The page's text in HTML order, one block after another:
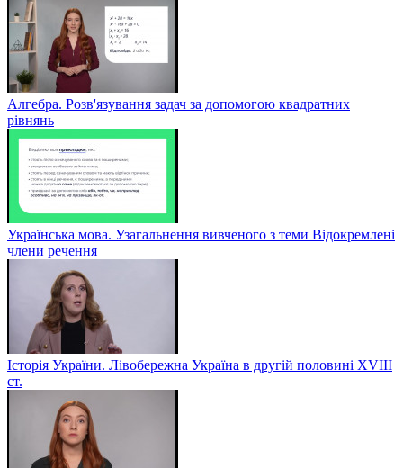
Алгебра. Розв'язування задач за допомогою квадратних
рівнянь
Українська мова. Узагальнення вивченого з теми Відокремлені
члени речення
Історія України. Лівобережна Україна в другій половині ХVIIІ
ст.